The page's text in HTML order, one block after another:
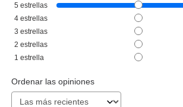
VERSACE
VERSACE YELLOW DIAMOND
EDT 50 ML
5 estrellas
4 estrellas
3 estrellas
2 estrellas
1 estrella
Ordenar las opiniones